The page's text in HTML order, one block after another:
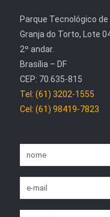
Parque Tecnológico
Granja do Torto, Lote
2º andar.
Brasília – DF
CEP: 70.635-815
Tel: (61) 3202-1555
Cel: (61) 98419-7823